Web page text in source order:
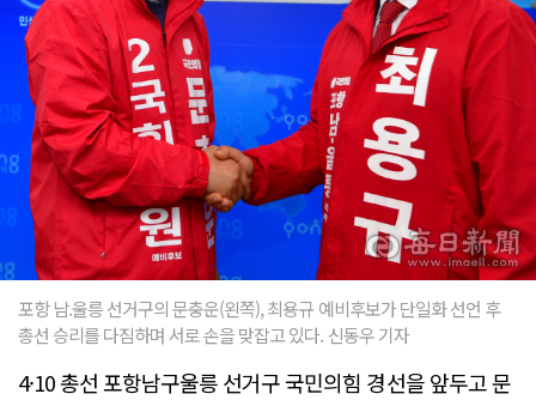
포항 남.울릉 선거구의 문충운(왼쪽), 최용규 예비후보가 단일화 선언 후
총선 승리를 다짐하며 서로 손을 맞잡고 있다. 신동우 기자
4·10 총선 포항남구울릉 선거구 국민의힘 경선을 앞두고 문